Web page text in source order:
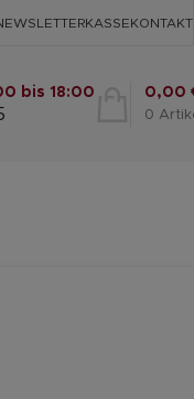
KASSEKONTAKT
bis 18:00
0
0,00